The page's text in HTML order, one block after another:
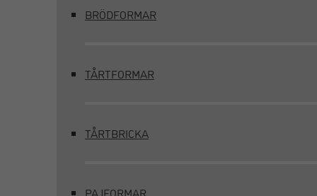
BRÖDFORMAR
TÅRTFORMAR
TÅRTBRICKA
PAJFORMAR